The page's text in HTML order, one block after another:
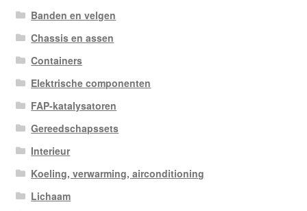
Banden en velgen
Chassis en assen
Containers
Elektrische componenten
FAP-katalysatoren
Gereedschapssets
Interieur
Koeling, verwarming, airconditioning
Lichaam